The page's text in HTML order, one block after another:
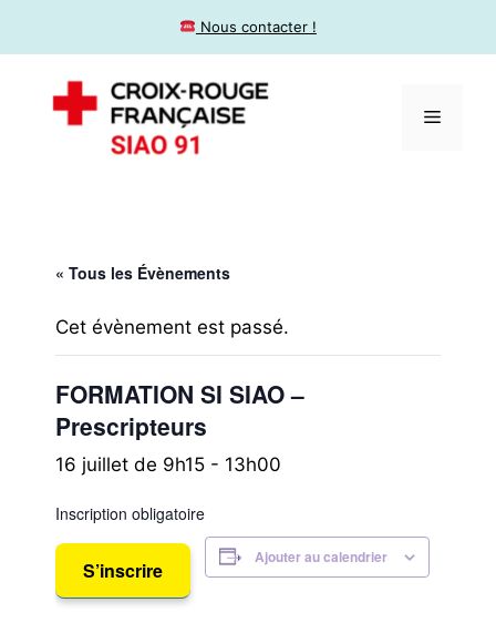
​ Nous contacter !
« Tous les Évènements
Cet évènement est passé.
FORMATION SI SIAO –
Prescripteurs
16 juillet de 9h15 - 13h00
Inscription obligatoire
S’inscrire
Ajouter au calendrier